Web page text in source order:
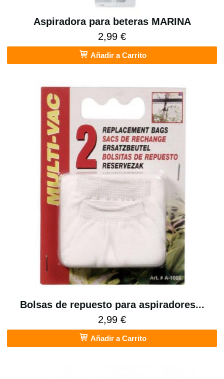
Aspiradora para beteras MARINA
2,99 €
Añadir a Carrito
Bolsas de repuesto para aspiradores...
2,99 €
Añadir a Carrito